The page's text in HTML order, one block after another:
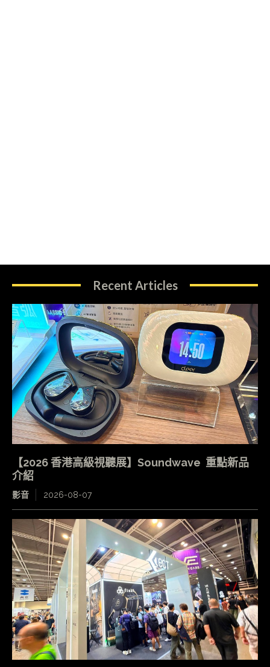
Recent Articles
【2026 香港高級視聽展】Soundwave 重點新品
介紹
影音 2026-08-07